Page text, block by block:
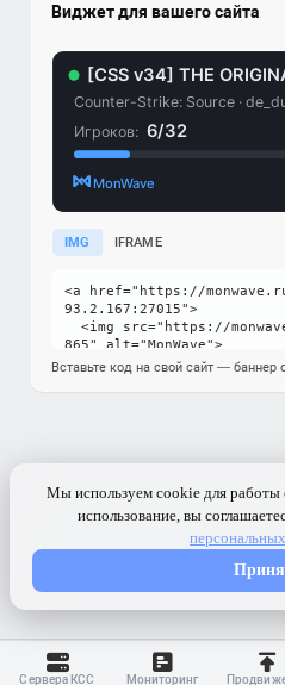
Виджет для вашего сайта
IMG IFRAME
Вставьте код на свой сайт — баннер
Сервера КСС Мониторинг